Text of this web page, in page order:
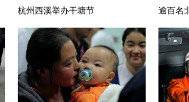
杭州西溪举办干塘节 逾百名